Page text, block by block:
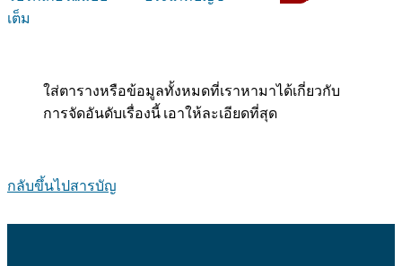
เต็ม
ใส่ตารางหรือข้อมูลทั้งหมดที่เราหามาได้เกี่ยวกับ
การจัดอันดับเรื่องนี้ เอาให้ละเอียดที่สุด
กลับขึ้นไปสารบัญ